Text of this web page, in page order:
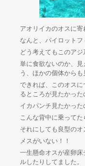
アオリイカのオスに寄
なんと、パイロットフ
どう考えてもこのアジ
単に食欲ないのか、
う、ほかの個体からも
できれば、このオス
るところが見たかった
イカパンチ見たかった
こんな背中に乗って
それにしても良型のオ
メスがいない！！
一生懸命オスが産卵
ルしたりしてました。